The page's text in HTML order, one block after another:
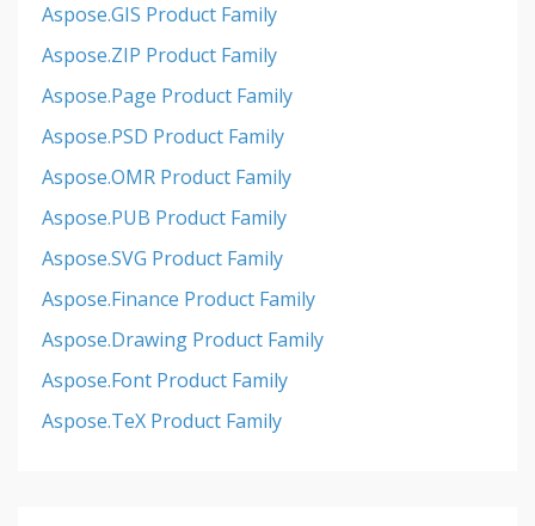
Aspose.GIS Product Family
Aspose.ZIP Product Family
Aspose.Page Product Family
Aspose.PSD Product Family
Aspose.OMR Product Family
Aspose.PUB Product Family
Aspose.SVG Product Family
Aspose.Finance Product Family
Aspose.Drawing Product Family
Aspose.Font Product Family
Aspose.TeX Product Family